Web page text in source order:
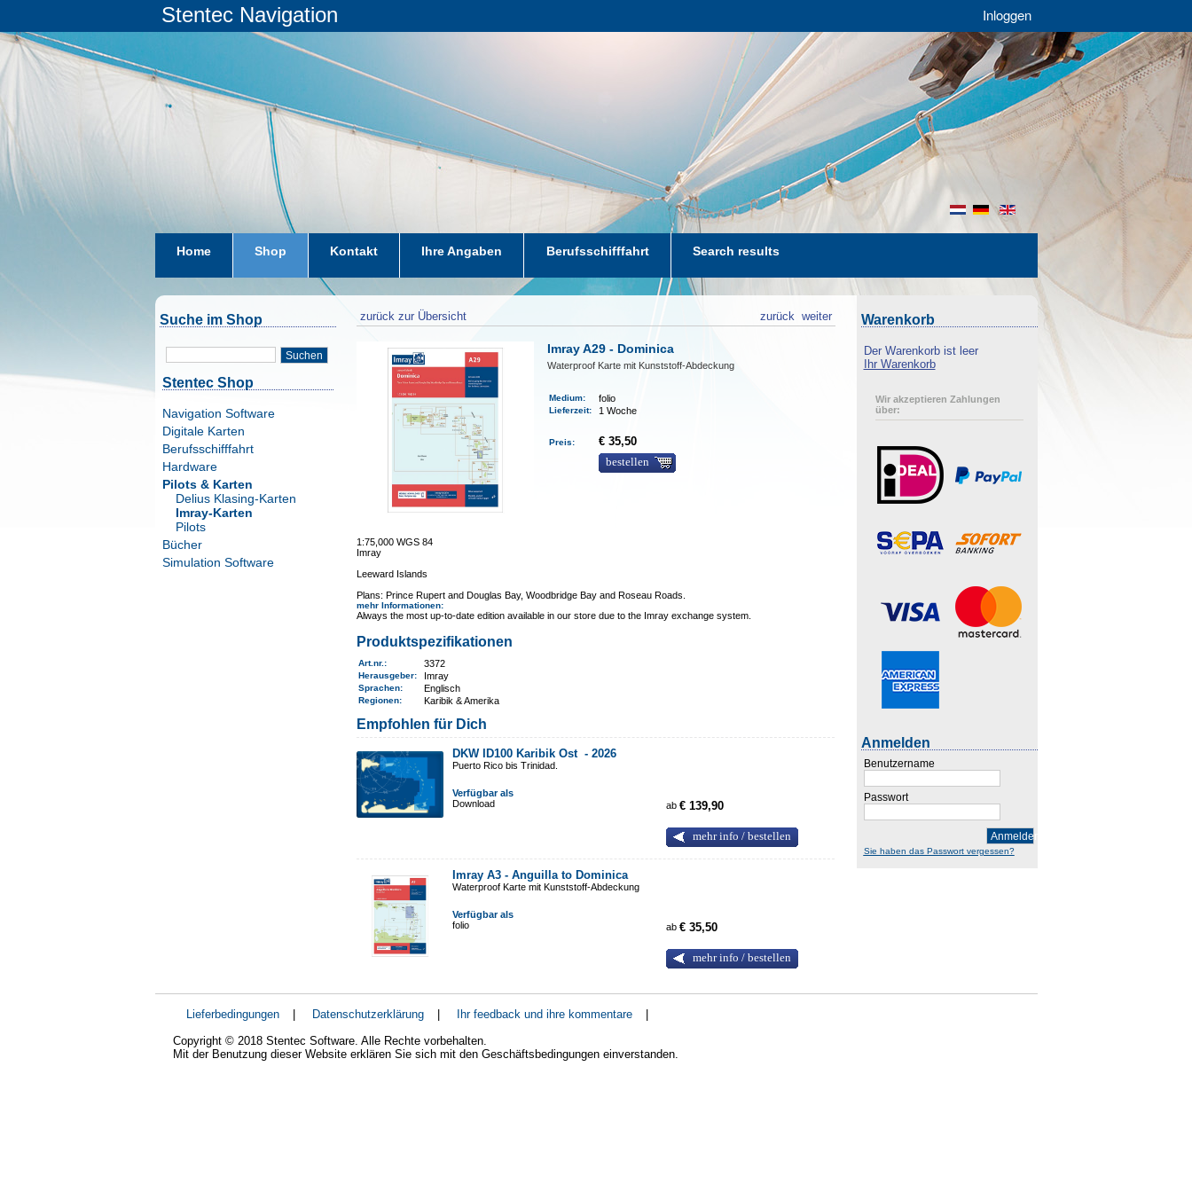
Stentec Navigation Inloggen
en
de
nl
Home Shop Kontakt Ihre Angaben Berufsschifffahrt Search results
Suche im Shop
Suchen
Stentec Shop
Navigation Software
Digitale Karten
Berufsschifffahrt
Hardware
Pilots & Karten
Delius Klasing-Karten
Imray-Karten
Pilots
Bücher
Simulation Software
zurück zur Übersicht weiter
zurück
Imray A29 - Dominica
Waterproof Karte mit Kunststoff-Abdeckung
Medium: folio
Lieferzeit: 1 Woche
Preis:
€ 35,50
bestellen
1:75,000 WGS 84
Imray
Leeward Islands
Plans: Prince Rupert and Douglas Bay, Woodbridge Bay and Roseau Roads.
mehr Informationen:
Always the most up-to-date edition available in our store due to the Imray exchange system.
Produktspezifikationen
Art.nr. : 3372
Herausgeber: Imray
Sprachen: Englisch
Regionen: Karibik & Amerika
Empfohlen für Dich
DKW ID100 Karibik Ost -2026
Puerto Rico bis Trinidad.
Verfügbar als
Download
ab€ 139,90
mehr info / bestellen
Imray A3 - Anguilla to Dominica
Waterproof Karte mit Kunststoff-Abdeckung
Verfügbar als
folio
ab€ 35,50
mehr info / bestellen
Warenkorb
Der Warenkorb ist leer
Ihr Warenkorb
Wir akzeptieren Zahlungen
über:
Anmelden
Benutzername
Passwort
Anmelden
Sie haben das Passwort vergessen?
Lieferbedingungen Datenschutzerklärung Ihr feedback und ihre kommentare
Copyright © 2018 Stentec Software. Alle Rechte vorbehalten.
Mit der Benutzung dieser Website erklären Sie sich mit den Geschäftsbedingungen einverstanden.